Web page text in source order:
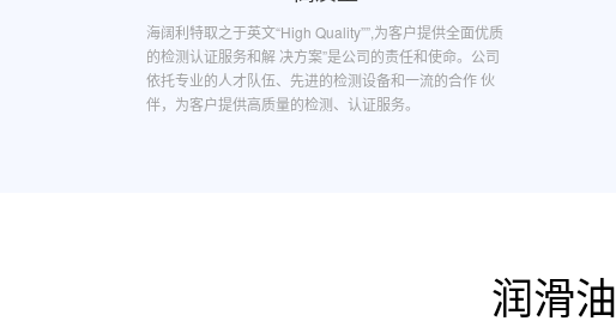
海阔利特取之于英文“High Quality””,为客户提供全面优质
的检测认证服务和解 决方案”是公司的责任和使命。公司
依托专业的人才队伍、先进的检测设备和一流的合作 伙
伴，为客户提供高质量的检测、认证服务。
润滑